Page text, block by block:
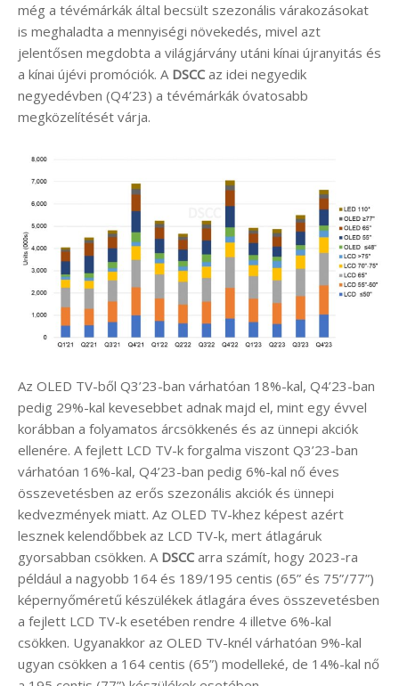
még a tévémárkák által becsült szezonális várakozásokat
is meghaladta a mennyiségi növekedés, mivel azt
jelentősen megdobta a világjárvány utáni kínai újranyitás és
a kínai újévi promóciók. A DSCCaz idei negyedik
negyedévben (Q4’23) a tévémárkák óvatosabb
megközelítését várja.
Az OLED TV-ből Q3’23-ban várhatóan 18%-kal, Q4’23-ban
pedig 29%-kal kevesebbet adnak majd el, mint egy évvel
korábban a folyamatos árcsökkenés és az ünnepi akciók
ellenére. A fejlett LCD TV-k forgalma viszont Q3’23-ban
várhatóan 16%-kal, Q4’23-ban pedig 6%-kal nő éves
összevetésben az erős szezonális akciók és ünnepi
kedvezmények miatt. Az OLED TV-khez képest azért
lesznek kelendőbbek az LCD TV-k, mert átlagáruk
gyorsabban csökken. A DSCCarra számít, hogy 2023-ra
például a nagyobb 164 és 189/195 centis (65” és 75”/77”)
képernyőméretű készülékek átlagára éves összevetésben
a fejlett LCD TV-k esetében rendre 4 illetve 6%-kal
csökken. Ugyanakkor az OLED TV-knél várhatóan 9%-kal
ugyan csökken a 164 centis (65”) modelleké, de 14%-kal nő